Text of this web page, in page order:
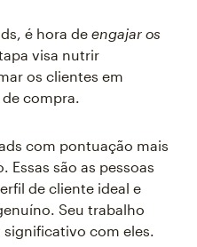
é hora de engajar os
visa nutrir
os clientes em
compra.
com pontuação mais
Essas são as pessoas
de cliente ideal e
Seu trabalho
com eles.